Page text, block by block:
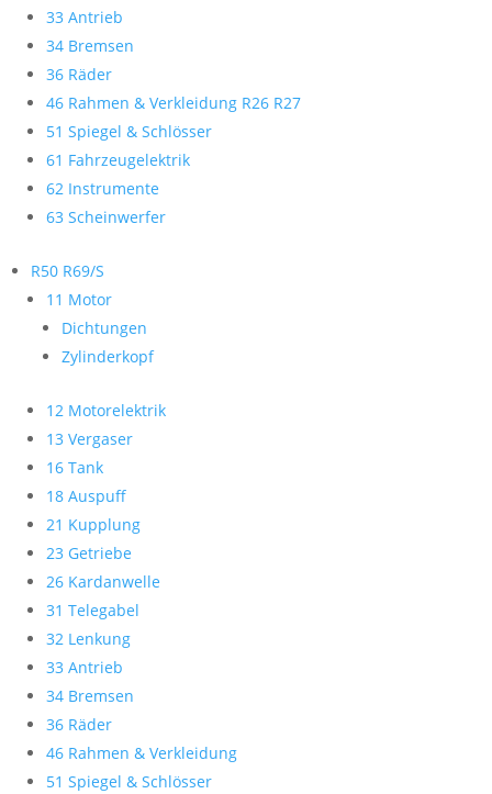
33 Antrieb
34 Bremsen
36 Räder
46 Rahmen & Verkleidung R26 R27
51 Spiegel & Schlösser
61 Fahrzeugelektrik
62 Instrumente
63 Scheinwerfer
R50 R69/S
11 Motor
Dichtungen
Zylinderkopf
12 Motorelektrik
13 Vergaser
16 Tank
18 Auspuff
21 Kupplung
23 Getriebe
26 Kardanwelle
31 Telegabel
32 Lenkung
33 Antrieb
34 Bremsen
36 Räder
46 Rahmen & Verkleidung
51 Spiegel & Schlösser